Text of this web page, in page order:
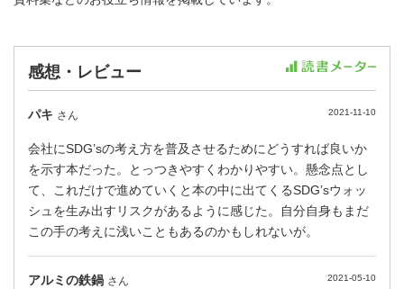
感想・レビュー
パキ さん 2021-11-10
会社にSDG’sの考え方を普及させるためにどうすれば良いか
を示す本だった。とっつきやすくわかりやすい。懸念点とし
て、これだけで進めていくと本の中に出てくるSDG’sウォッ
シュを生み出すリスクがあるように感じた。自分自身もまだ
この手の考えに浅いこともあるのかもしれないが。
アルミの鉄鍋 さん 2021-05-10